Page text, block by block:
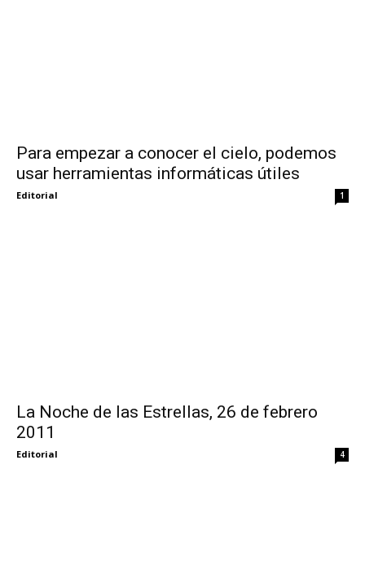
Para empezar a conocer el cielo, podemos
usar herramientas informáticas útiles
Editorial 1
La Noche de las Estrellas, 26 de febrero
2011
Editorial 4